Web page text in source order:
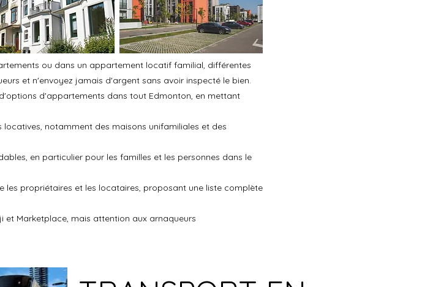
ou dans un appartement locatif familial, différentes
et n'envoyez jamais d'argent sans avoir inspecté le bien.
d'appartements dans tout Edmonton, en mettant
notamment des maisons unifamiliales et des
en particulier pour les familles et les personnes dans le
les propriétaires et les locataires, proposant une liste complète
et Marketplace, mais attention aux arnaqueurs